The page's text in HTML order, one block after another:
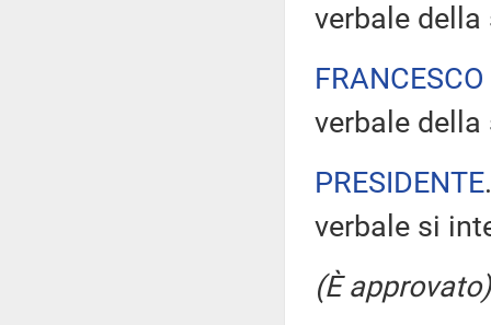
verbale della
verbale
PRESIDENTE
verbale si
(È approvato)